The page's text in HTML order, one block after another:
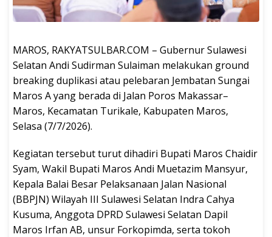
MAROS, RAKYATSULBAR.COM – Gubernur Sulawesi
Selatan Andi Sudirman Sulaiman melakukan ground
breaking duplikasi atau pelebaran Jembatan Sungai
Maros A yang berada di Jalan Poros Makassar–
Maros, Kecamatan Turikale, Kabupaten Maros,
Selasa (7/7/2026).
Kegiatan tersebut turut dihadiri Bupati Maros Chaidir
Syam, Wakil Bupati Maros Andi Muetazim Mansyur,
Kepala Balai Besar Pelaksanaan Jalan Nasional
(BBPJN) Wilayah III Sulawesi Selatan Indra Cahya
Kusuma, Anggota DPRD Sulawesi Selatan Dapil
Maros Irfan AB, unsur Forkopimda, serta tokoh